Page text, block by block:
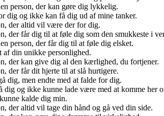
person, der kan gøre dig lykkelig.
dig og ikke kan få dig ud af mine tanker.
der altid vil være der for dig.
der får dig til at føle dig som den smukkeste i
person, der får dig til at føle dig elsket.
af din unikke personlighed.
der kan give dig al den kærlighed, du fortjener.
der får dit hjerte til at slå hurtigere.
dig, men endte med at falde for dig.
og ikke kunne lade være med at komme her
kalde dig min.
der altid vil tage din hånd og gå ved din side.